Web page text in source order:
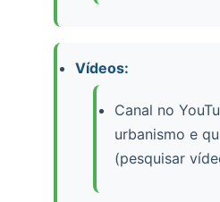
Vídeos:
Canal no
urbanismo e
(pesquisar